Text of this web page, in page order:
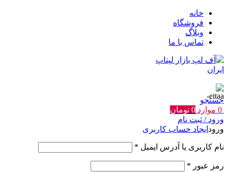
خانه
فروشگاه
وبلاگ
تماس با ما
جستجو
0 موارد 0 تومان
ورود / ثبت نام
ورود ایجاد حساب کاربری
نام کاربری یا آدرس ایمیل *
رمز عبور *